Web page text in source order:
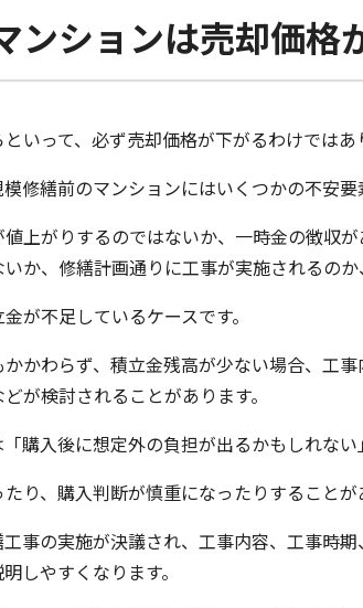
ンションは売却価格
いって、必ず売却価格が下がるわけではあ
修繕前のマンションにはいくつかの不安要
上がりするのではないか、一時金の徴収
か、修繕計画通りに工事が実施されるのか
が不足しているケースです。
かわらず、積立金残高が少ない場合、工
が検討されることがあります。
購入後に想定外の負担が出るかもしれない
り、購入判断が慎重になったりすることが
事の実施が決議され、工事内容、工事時
しやすくなります。